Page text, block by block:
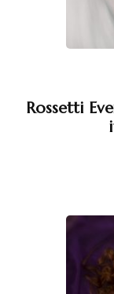
Rossetti